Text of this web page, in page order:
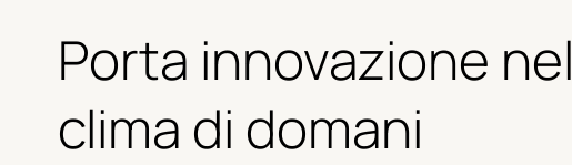
Porta innovazione nel
clima di domani